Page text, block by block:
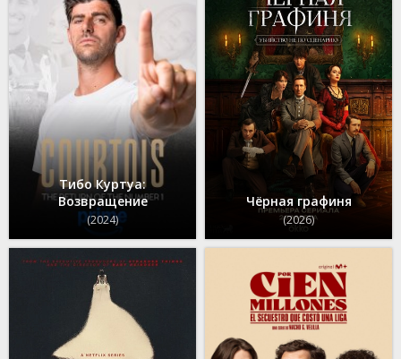
Тибо Куртуа:
Возвращение
(2024)
Чёрная графиня
(2026)